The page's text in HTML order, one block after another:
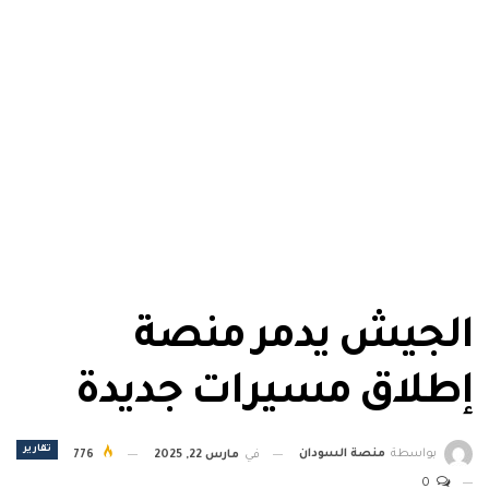
الجيش يدمر منصة
إطلاق مسيرات جديدة
تقارير بواسطة منصة السودان في مارس 22, 2025 776